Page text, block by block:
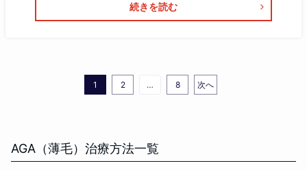
続きを読む
1 2 … 8 次へ
AGA（薄毛）治療方法一覧